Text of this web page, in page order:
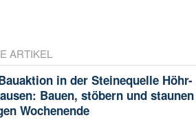
ARTIKEL
in der Steinequelle Höhr-
Bauen, stöbern und staunen
Wochenende